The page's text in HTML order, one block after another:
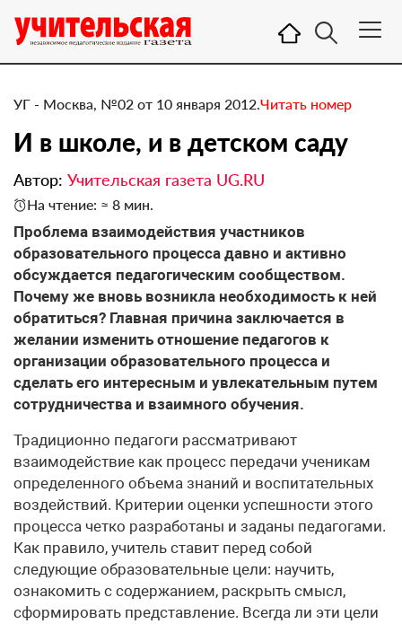
УГ - Москва, №02 от 10 января 2012.Читать номер
И в школе, и в детском саду
Автор: Учительская газета UG.RU
На чтение: ≈ 8 мин.
Проблема взаимодействия участников
образовательного процесса давно и активно
обсуждается педагогическим сообществом.
Почему же вновь возникла необходимость к ней
обратиться? Главная причина заключается в
желании изменить отношение педагогов к
организации образовательного процесса и
сделать его интересным и увлекательным путем
сотрудничества и взаимного обучения.
Традиционно педагоги рассматривают
взаимодействие как процесс передачи ученикам
определенного объема знаний и воспитательных
воздействий. Критерии оценки успешности этого
процесса четко разработаны и заданы педагогами.
Как правило, учитель ставит перед собой
следующие образовательные цели: научить,
ознакомить с содержанием, раскрыть смысл,
сформировать представление. Всегда ли эти цели